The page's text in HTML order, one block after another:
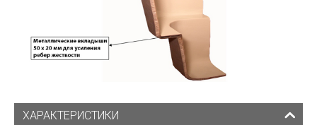
ХАРАКТЕРИСТИКИ